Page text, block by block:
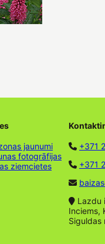
jaunumi
fotogrāfijas
ziemcietes
+371
+371
Lazdu
Inciems,
Siguldas